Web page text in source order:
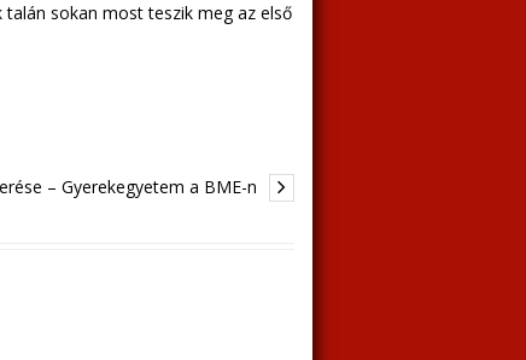
sokan most teszik meg az első
– Gyerekegyetem a BME-n